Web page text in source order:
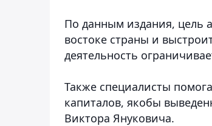
По данным издания, цель
востоке страны и
деятельность
Также специалисты
капиталов, якобы
Виктора Януковича.